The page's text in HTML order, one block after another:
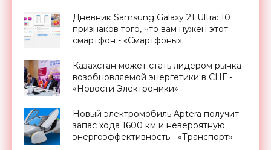
Дневник Samsung Galaxy 21 Ultra: 10
признаков того, что вам нужен этот
смартфон - «Смартфоны»
Казахстан может стать лидером рынка
возобновляемой энергетики в СНГ -
«Новости Электроники»
Новый электромобиль Aptera получит
запас хода 1600 км и невероятную
энергоэффективность - «Транспорт»